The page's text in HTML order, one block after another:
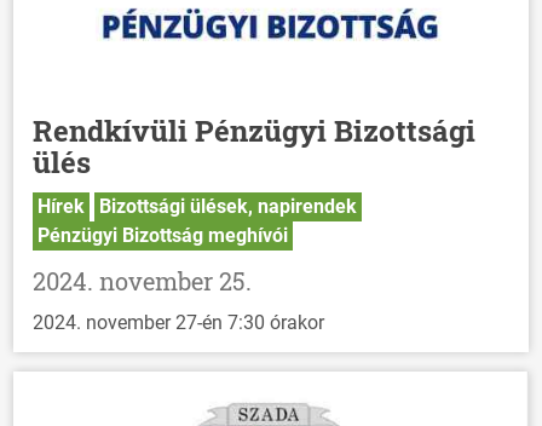
Rendkívüli Pénzügyi Bizottsági
ülés
Hírek
Bizottsági ülések, napirendek
Pénzügyi Bizottság meghívói
2024. november 25.
2024. november 27-én 7:30 órakor